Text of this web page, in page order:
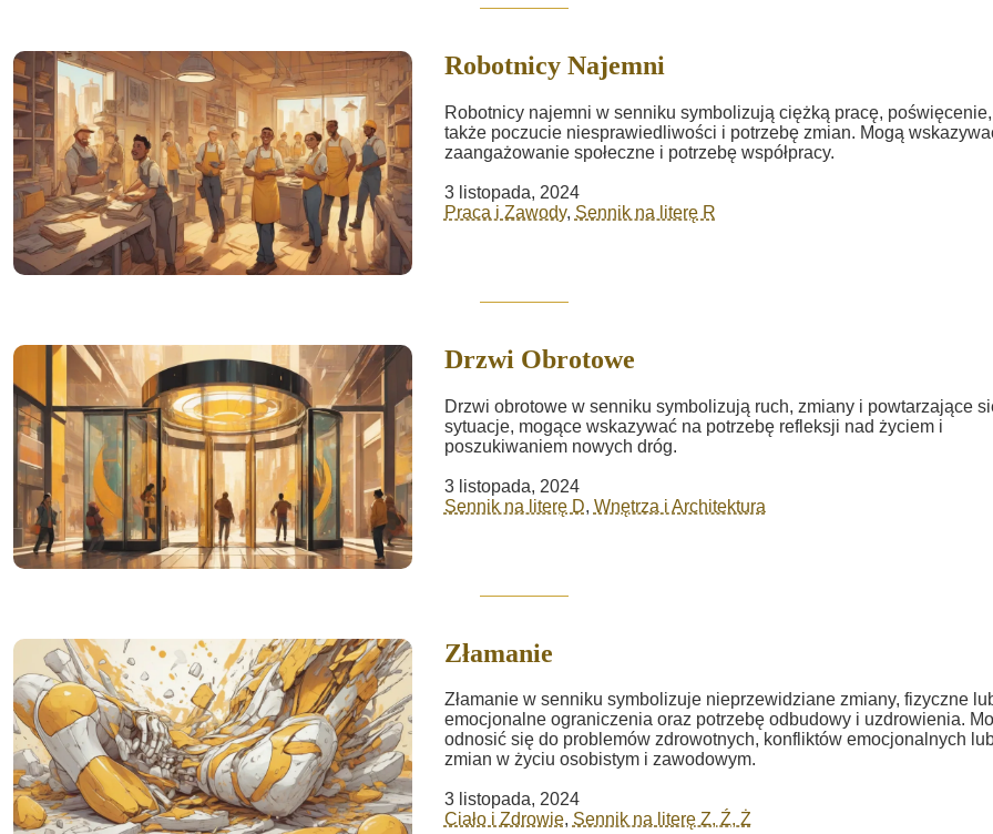
Robotnicy Najemni
Robotnicy najemni w senniku symbolizują ciężką pracę,
także poczucie niesprawiedliwości i potrzebę zmian. Mogą
zaangażowanie społeczne i potrzebę współpracy.
3 listopada, 2024
Praca i Zawody, Sennik na literę R
Drzwi Obrotowe
Drzwi obrotowe w senniku symbolizują ruch, zmiany i powtarzające
sytuacje, mogące wskazywać na potrzebę refleksji nad życiem i
poszukiwaniem nowych dróg.
3 listopada, 2024
Sennik na literę D, Wnętrza i Architektura
Złamanie
Złamanie w senniku symbolizuje nieprzewidziane zmiany, fizyczne
emocjonalne ograniczenia oraz potrzebę odbudowy i uzdrowienia.
odnosić się do problemów zdrowotnych, konfliktów emocjonalnych
zmian w życiu osobistym i zawodowym.
3 listopada, 2024
Ciało i Zdrowie, Sennik na literę Z, Ź, Ż